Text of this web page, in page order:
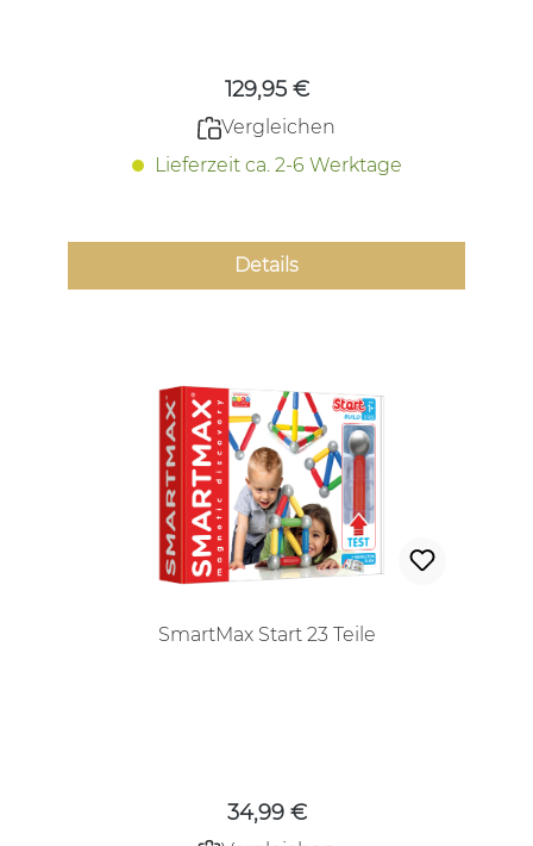
129,95 €
Vergleichen
Lieferzeit ca. 2-6 Werktage
Details
SmartMax Start 23 Teile
34,99 €